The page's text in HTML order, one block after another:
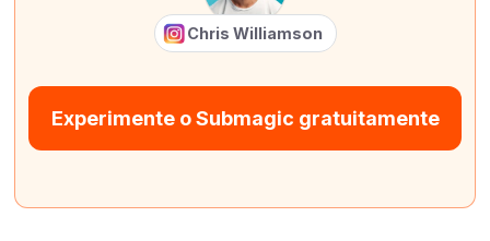
Chris Williamson
Experimente o Submagic gratuitamente